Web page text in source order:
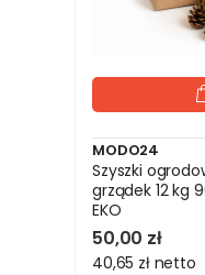
MODO24
Szyszki
grządek 12 kg
EKO
50,00 zł
40,65 zł netto